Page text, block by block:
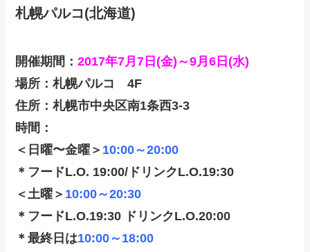
札幌パルコ(北海道)
開催期間：2017年7月7日(金)～9月6日(水)
場所：札幌パルコ 4F
住所：札幌市中央区南1条西3-3
時間：
＜日曜〜金曜＞ 10:00～20:00
＊フードL.O. 19:00/ドリンクL.O.19:30
＜土曜＞ 10:00～20:30
＊フードL.O.19:30 ドリンクL.O.20:00
＊最終日は10:00～18:00